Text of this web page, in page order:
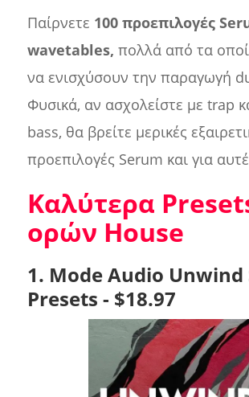
Παίρνετε 100 προεπιλογές
wavetables, πολλά από τα
να ενισχύσουν την παραγωγή
Φυσικά, αν ασχολείστε με trap
bass, θα βρείτε μερικές
προεπιλογές Serum και για
Καλύτερα
ορών House
1. Mode Audio Unwind
Presets - $18.97